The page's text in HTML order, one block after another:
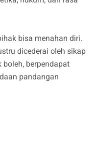
bisa menahan diri.
dicederai oleh sikap
berpendapat
pandangan